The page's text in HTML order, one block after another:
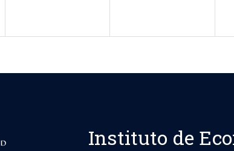
Instituto de